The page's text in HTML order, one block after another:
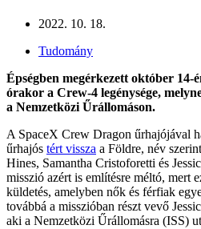
2022. 10. 18.
Tudomány
Épségben megérkezett október 14-
órakor a Crew-4 legénysége,
a Nemzetközi Űrállomáson.
A SpaceX Crew Dragon űrhajójával
űrhajós tért vissza a Földre, név
Hines, Samantha Cristoforetti és
misszió azért is említésre méltó, mert
küldetés, amelyben nők és férfiak
továbbá a misszióban részt vevő
aki a Nemzetközi Űrállomásra (ISS)